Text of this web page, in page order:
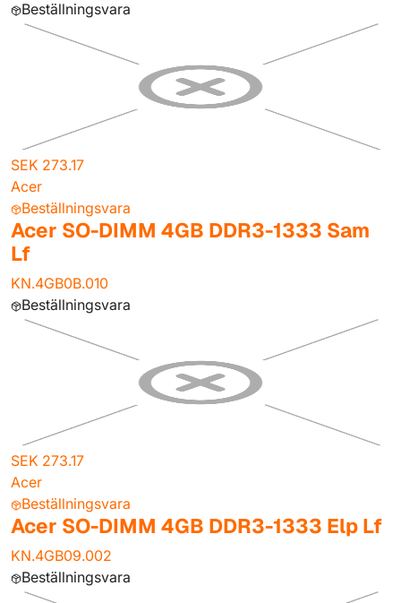
Beställningsvara
SEK 273.17
Acer
Beställningsvara
Acer SO-DIMM 4GB DDR3-1333 Sam
Lf
KN.4GB0B.010
Beställningsvara
SEK 273.17
Acer
Beställningsvara
Acer SO-DIMM 4GB DDR3-1333 Elp Lf
KN.4GB09.002
Beställningsvara